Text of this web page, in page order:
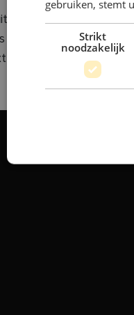
8 Qubes, waardoor
een verbinding
uitnodigend is.
gebruiken, stemt
Strikt
noodzakelijk